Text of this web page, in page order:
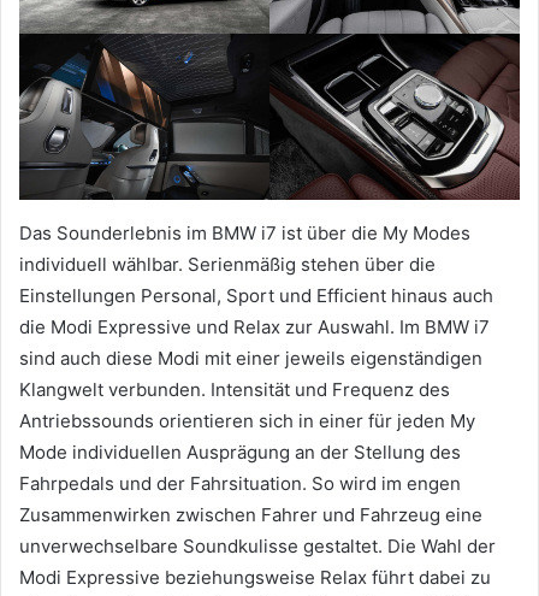
Das Sounderlebnis im BMW i7 ist über die My Modes
individuell wählbar. Serienmäßig stehen über die
Einstellungen Personal, Sport und Efficient hinaus auch
die Modi Expressive und Relax zur Auswahl. Im BMW i7
sind auch diese Modi mit einer jeweils eigenständigen
Klangwelt verbunden. Intensität und Frequenz des
Antriebssounds orientieren sich in einer für jeden My
Mode individuellen Ausprägung an der Stellung des
Fahrpedals und der Fahrsituation. So wird im engen
Zusammenwirken zwischen Fahrer und Fahrzeug eine
unverwechselbare Soundkulisse gestaltet. Die Wahl der
Modi Expressive beziehungsweise Relax führt dabei zu